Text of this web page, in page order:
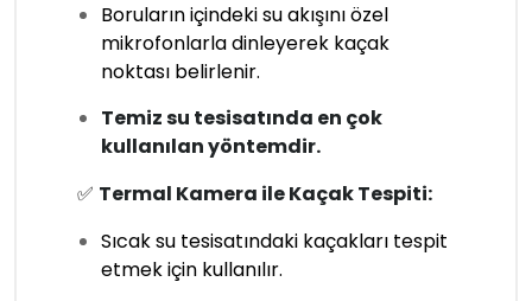
Boruların içindeki su akışını özel
mikrofonlarla dinleyerek kaçak
noktası belirlenir.
Temiz su tesisatında en çok
kullanılan yöntemdir.
✅ Termal Kamera ile Kaçak Tespiti:
Sıcak su tesisatındaki kaçakları tespit
etmek için kullanılır.